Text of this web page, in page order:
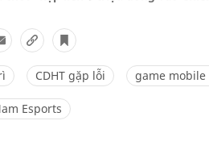
CDHT gặp lỗi game mobile
Esports